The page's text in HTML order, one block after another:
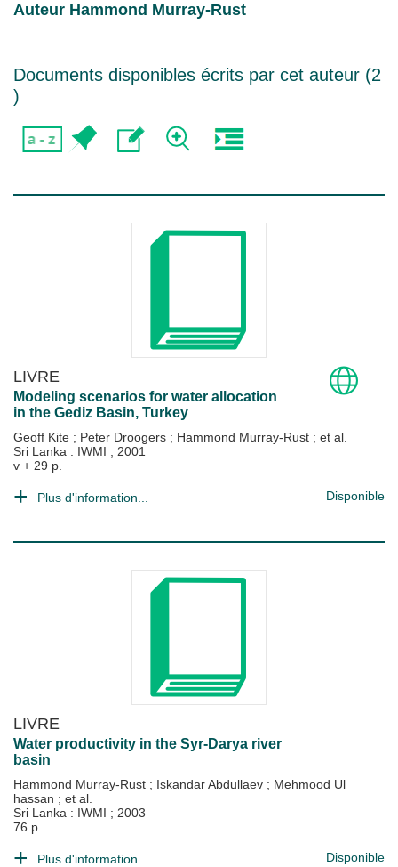
Auteur Hammond Murray-Rust
Documents disponibles écrits par cet auteur (2
)
LIVRE
Modeling scenarios for water allocation
in the Gediz Basin, Turkey
Geoff Kite ; Peter Droogers ; Hammond Murray-Rust ; et al.
Sri Lanka : IWMI ; 2001
v + 29 p.
Plus d'information... Disponible
LIVRE
Water productivity in the Syr-Darya river
basin
Hammond Murray-Rust ; Iskandar Abdullaev ; Mehmood Ul
hassan ; et al.
Sri Lanka : IWMI ; 2003
76 p.
Plus d'information... Disponible